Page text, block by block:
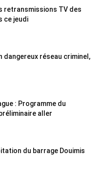
retransmissions TV des
ce jeudi
dangereux réseau criminel,
: Programme du
aller
du barrage Douimis